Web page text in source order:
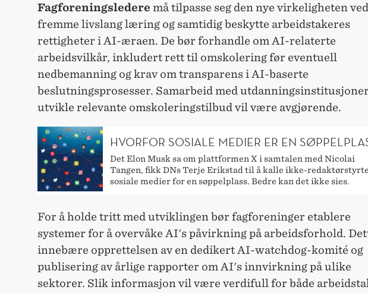
Fagforeningsledere må tilpasse seg den nye virkeligheten
fremme livslang læring og samtidig beskytte arbeidstakeres
rettigheter i AI-æraen. De bør forhandle om AI-relaterte
arbeidsvilkår, inkludert rett til omskolering før eventuell
nedbemanning og krav om transparens i AI-baserte
beslutningsprosesser. Samarbeid med
utvikle relevante omskoleringstilbud vil være avgjørende.
HVORFOR SOSIALE MEDIER ER EN
Det Elon Musk sa om plattformen X i samtalen med Nicolai
Tangen, fikk DNs Terje Erikstad til å kalle ikke-redaktørstyrte
sosiale medier for en søppelplass. Bedre kan det ikke sies.
For å holde tritt med utviklingen bør fagforeninger etablere
systemer for å overvåke AI's påvirkning på arbeidsforhold.
innebære opprettelsen av en dedikert AI-watchdog-komité og
publisering av årlige rapporter om AI's innvirkning på ulike
sektorer. Slik informasjon vil være verdifull for både